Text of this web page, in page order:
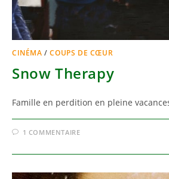
CINÉMA /COUPS DE CŒUR
Snow Therapy
Famille en perdition en pleine
1 COMMENTAIRE